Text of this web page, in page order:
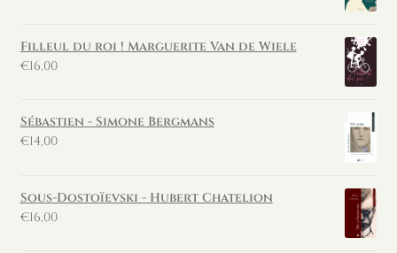
Filleul du roi ! Marguerite Van de Wiele
€16,00
Sébastien - Simone Bergmans
€14,00
Sous-Dostoïevski - Hubert Chatelion
€16,00